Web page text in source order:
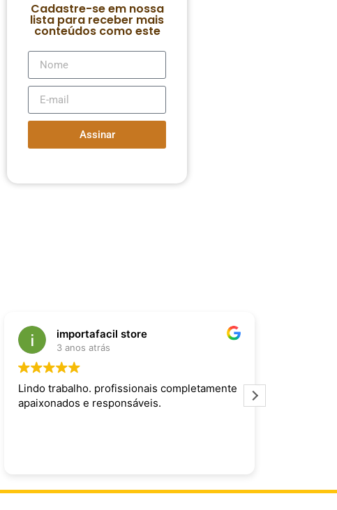
Cadastre-se em nossa
lista para receber mais
conteúdos como este
Assinar
importafacil store
3 anos atrás
Lindo trabalho. profissionais completamente
apaixonados e responsáveis.